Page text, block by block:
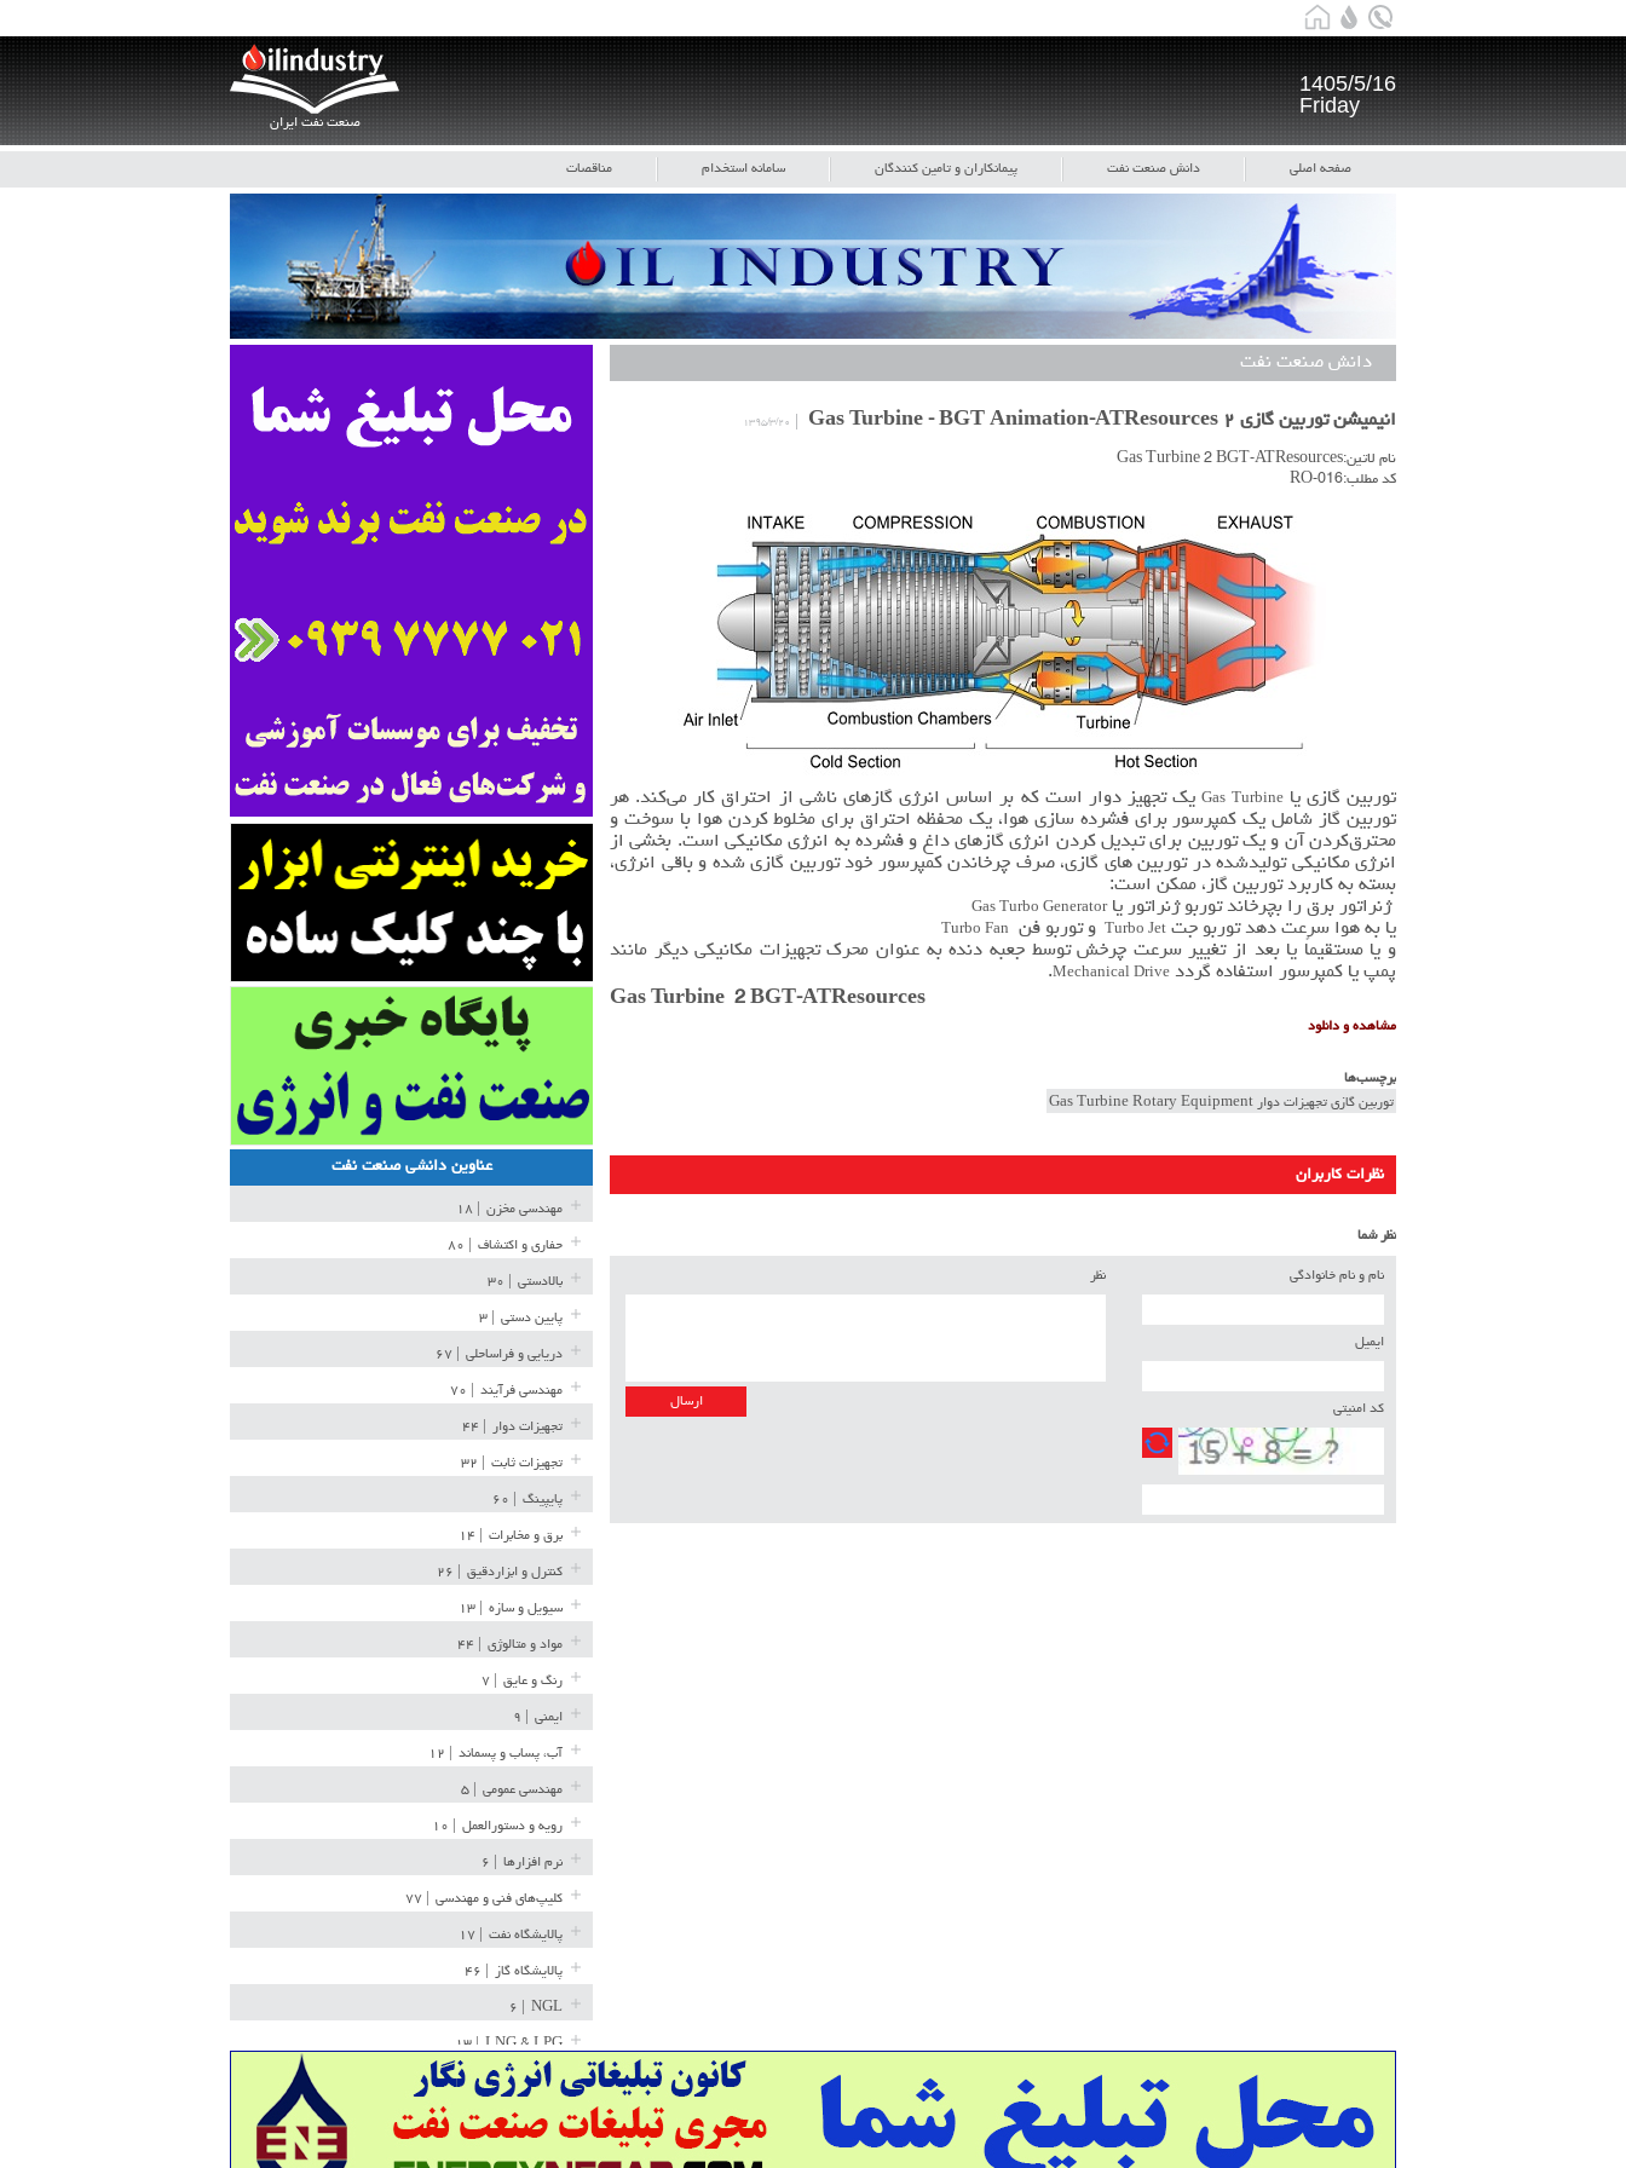
صنعت نفت ایران
1405/5/16
Friday
صفحه اصلی دانش صنعت نفت پیمانکاران و تامین کنندگان سامانه استخدام مناقصات
دانش صنعت نفت
انیمیشن توربین گازی ۲ Gas Turbine - BGT Animation-ATResources ۱۳۹۵/۳/۲۰
نام لاتین:Gas Turbine 2 BGT-ATResources
کد مطلب:RO-016
توربین گازی یاGas Turbineیک تجهیز دوار است که بر اساس انرژی گازهای ناشی از احتراق کار می‌کند. هر
توربین گاز شامل یک کمپرسور برای فشرده سازی هوا، یک محفظه احتراق برای مخلوط کردن هوا با سوخت و
محترق‌کردن آن و یک توربین برای تبدیل کردن انرژی گازهای داغ و فشرده به انرژی مکانیکی است. بخشی از
انرژی مکانیکی تولیدشده در توربین های گازی، صرف چرخاندن کمپرسور خود توربین گازی شده و باقی انرژی،
بسته به کاربرد توربین گاز، ممکن است:
ژنراتور برق را بچرخاند توربو ژنراتور یاGas Turbo Generator
یا به هوا سرعت دهد توربو جت Turbo Jet و توربو فن Turbo Fan
و یا مستقیماً یا بعد از تغییر سرعت چرخش توسط جعبه دنده به عنوان محرک تجهیزات مکانیکی دیگر مانند
پمپ یا کمپرسور استفاده گردد Mechanical Drive
.
Gas Turbine 2 BGT-ATResources
مشاهده و دانلود
برچسب‌ها
توربین گازی تجهیزات دوار Gas Turbine Rotary Equipment
نظرات کاربران
نظر شما
نام و نام خانوادگی
ایمیل
کد امنیتی
نظر
عناوین دانشی صنعت نفت
مهندسی مخزن
حفاری و اکتشاف
بالادستی
پایین دستی
دریایی و فراساحلی
مهندسی فرآیند
تجهیزات دوار
تجهیزات ثابت
پایپینگ
برق و مخابرات
کنترل و ابزاردقیق
سیویل و سازه
مواد و متالوژی
رنگ و عایق
ایمنی
آب، پساب و پسماند
مهندسی عمومی
رویه و دستورالعمل
نرم افزارها
کلیپ‌های فنی و مهندسی
پالایشگاه نفت
پالایشگاه گاز
NGL
LNG & LPG | ۱۳
خط لوله | ۳۶
مخازن ذخیره